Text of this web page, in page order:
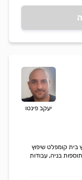
יעקב פינטו
בית קומפלט שיפוץ
בניה, עבודות